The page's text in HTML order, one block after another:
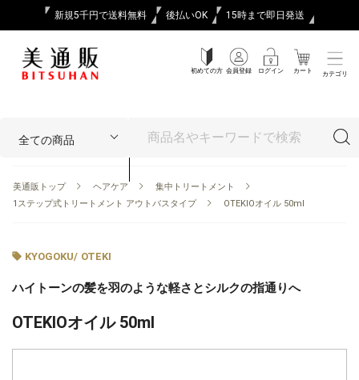
新規5千円で送料無料 後払いOK 15時まで即日発送
初めての方 会員登録 ログイン カート カテゴリ
美通販トップ ヘアケア
集中トリートメント
1ステップ式トリートメント アウトバスタイプ
OTEKIOオイル 50ml
KYOGOKU/ OTEKI
ハイトーンの髪を羽のような軽さとシルクの指通りへ
OTEKIOオイル 50ml